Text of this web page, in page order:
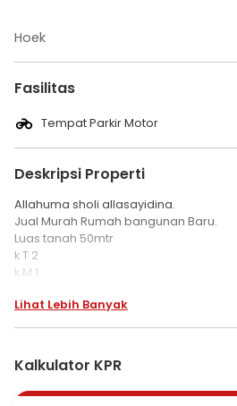
Hoek
Fasilitas
Tempat Parkir Motor
Deskripsi Properti
Allahuma sholi allasayidina.
Jual Murah Rumah bangunan Baru.
Luas tanah 50mtr
k T 2
k M 1
Lihat Lebih Banyak
Kalkulator KPR